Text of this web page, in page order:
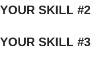
YOUR SKILL #2
YOUR SKILL #3